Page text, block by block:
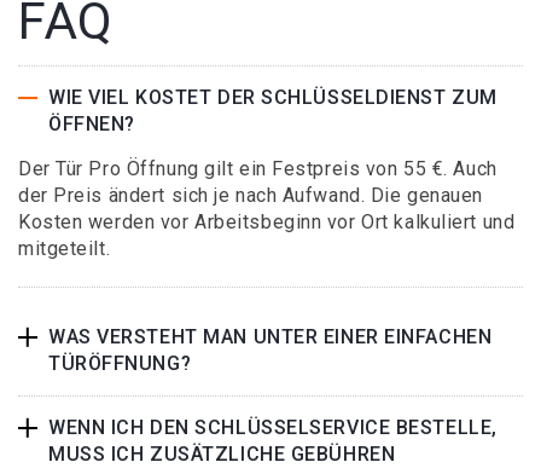
FAQ
WIE VIEL KOSTET DER SCHLÜSSELDIENST ZUM
ÖFFNEN?
Der Tür Pro Öffnung gilt ein Festpreis von 55 €. Auch
der Preis ändert sich je nach Aufwand. Die genauen
Kosten werden vor Arbeitsbeginn vor Ort kalkuliert und
mitgeteilt.
WAS VERSTEHT MAN UNTER EINER EINFACHEN
TÜRÖFFNUNG?
WENN ICH DEN SCHLÜSSELSERVICE BESTELLE,
MUSS ICH ZUSÄTZLICHE GEBÜHREN